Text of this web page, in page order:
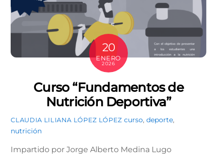
20
ENERO
2026
Curso “Fundamentos de
Nutrición Deportiva”
CLAUDIA LILIANA LÓPEZ LÓPEZ curso, deporte,
nutrición
Impartido por Jorge Alberto Medina Lugo